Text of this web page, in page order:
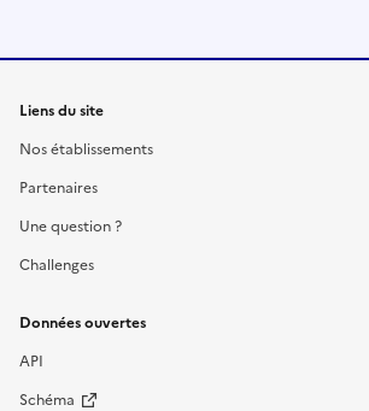
Liens du site
Nos établissements
Partenaires
Une question ?
Challenges
Données ouvertes
API
Schéma